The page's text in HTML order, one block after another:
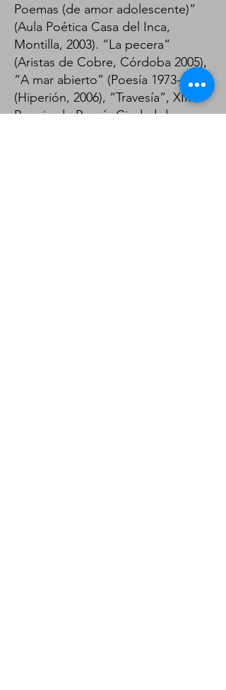
Poemas (de amor adolescente)”
(Aula Poética Casa del Inca,
Montilla, 2003). “La pecera”
(Aristas de Cobre, Córdoba 2005),
“A mar abierto” (Poesía 1973-2003)
(Hiperión, 2006), “Travesía”, XIII
Premio de Poesía Ciudad de